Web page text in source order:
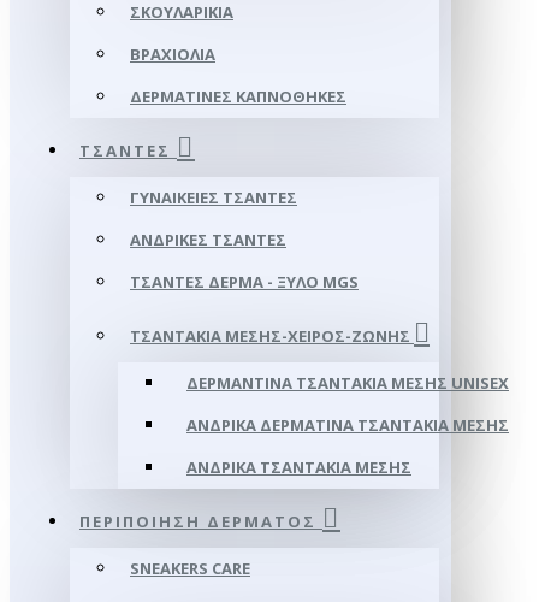
ΣΚΟΥΛΑΡΊΚΙΑ
ΒΡΑΧΙΌΛΙΑ
ΔΕΡΜΆΤΙΝΕΣ ΚΑΠΝΟΘΉΚΕΣ
ΤΣΆΝΤΕΣ
ΓΥΝΑΙΚΕΊΕΣ ΤΣΆΝΤΕΣ
ΑΝΔΡΙΚΈΣ ΤΣΆΝΤΕΣ
ΤΣΆΝΤΕΣ ΔΈΡΜΑ - ΞΎΛΟ MGS
ΤΣΑΝΤΆΚΙΑ ΜΈΣΗΣ-ΧΕΙΡΌΣ-ΖΏΝΗΣ
ΔΕΡΜΆΝΤΙΝΑ ΤΣΑΝΤΆΚΙΑ ΜΈΣΗΣ UNISEX
ΑΝΔΡΙΚΆ ΔΕΡΜΆΤΙΝΑ ΤΣΑΝΤΆΚΙΑ ΜΈΣΗΣ
ΑΝΔΡΙΚΆ ΤΣΑΝΤΆΚΙΑ ΜΈΣΗΣ
ΠΕΡΙΠΟΊΗΣΗ ΔΈΡΜΑΤΟΣ
SNEAKERS CARE